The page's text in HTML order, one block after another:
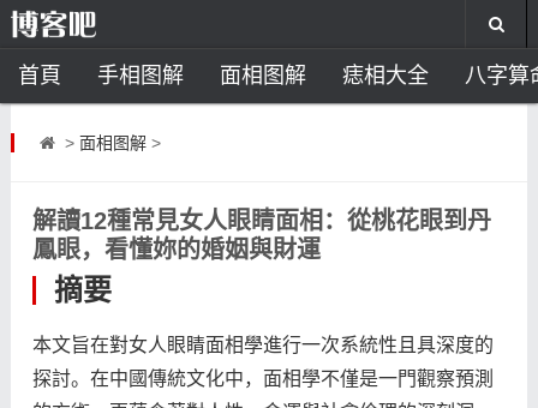
首頁 手相图解 面相图解 痣相大全 八字算
风水开运 助运饰品
> 面相图解>
解讀12種常見女人眼睛面相：從桃花眼到丹
鳳眼，看懂妳的婚姻與財運
摘要
本文旨在對女人眼睛面相學進行一次系統性且具深度的
探討。在中國傳統文化中，面相學不僅是一門觀察預測